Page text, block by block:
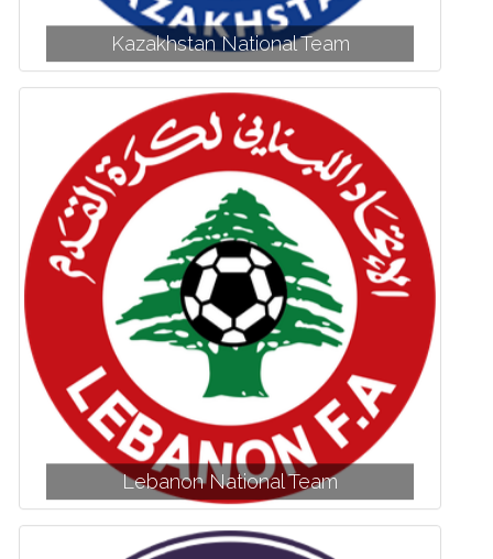
Kazakhstan National Team
Lebanon National Team